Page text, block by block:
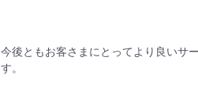
今後ともお客さまにとってより良いサ
す。